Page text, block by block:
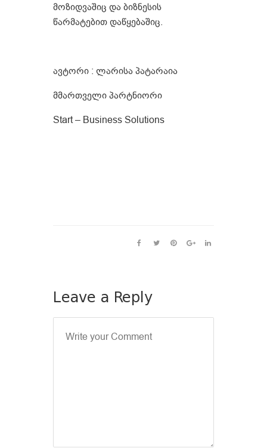
მოზიდვაშიც და ბიზნესის
წარმატებით დაწყებაშიც.
ავტორი : ლარისა პატარაია
მმართველი პარტნიორი
Start – Business Solutions
Leave a Reply